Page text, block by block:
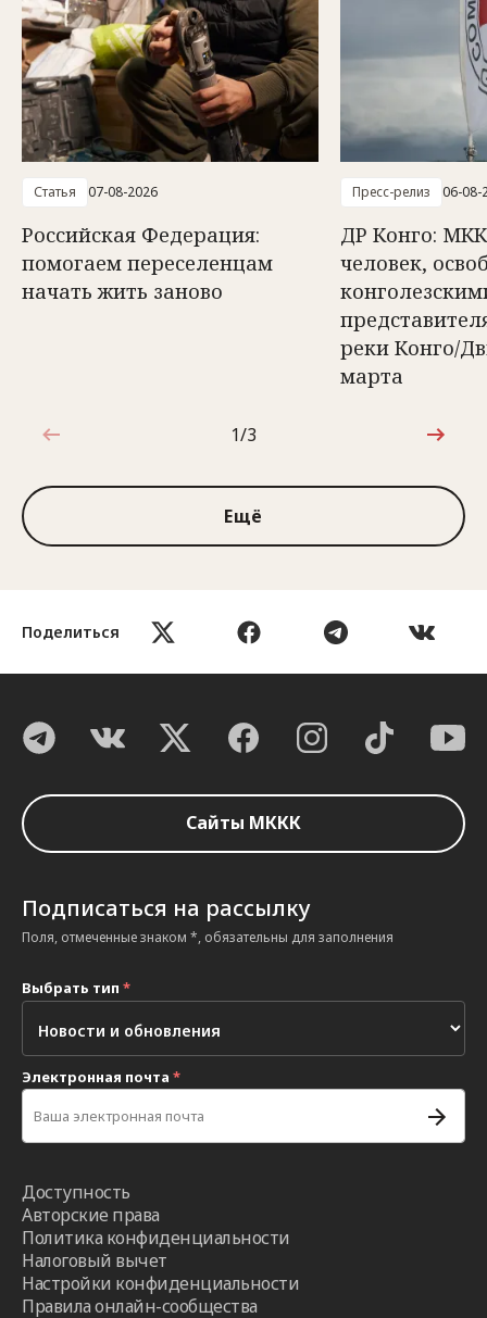
Поделиться
Статья 07-08-2026
Российская Федерация:
помогаем переселенцам
начать жить заново
Пресс-релиз 06-08-
ДР Конго:
человек,
реки Конго/
марта
1 из 3
1/3
Ещё
Сайты МККК
Подписаться на рассылку
Поля, отмеченные знаком *, обязательны для заполнения
Выбрать тип *
Электронная почта *
Доступность
Авторские права
Политика конфиденциальности
Налоговый вычет
Настройки конфиденциальности
Правила онлайн-сообщества